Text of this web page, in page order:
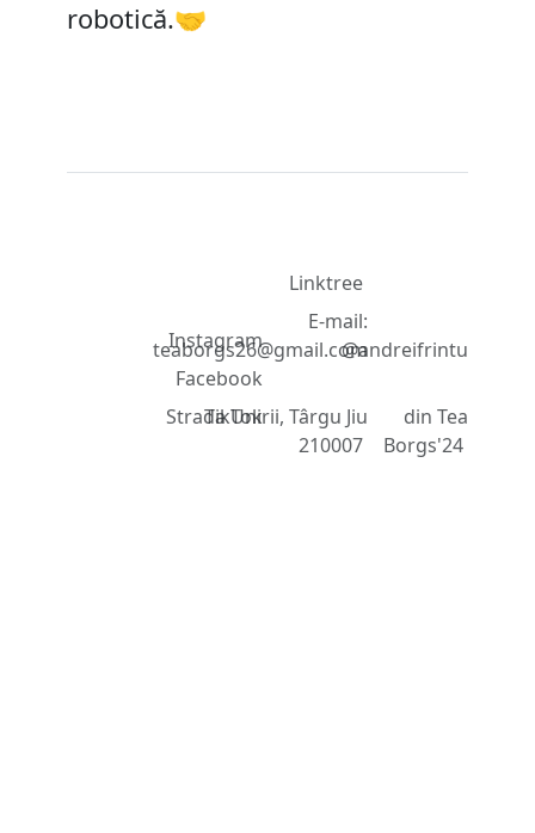
robotică.🤝
Instagram
Facebook
TikTok
Linktree
E-mail:
teaborgs26@gmail.com
Strada Unirii, Târgu Jiu
210007
@andreifrintu
din Tea
Borgs'24